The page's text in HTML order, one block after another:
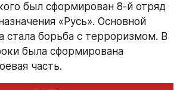
был сформирован 8-й отряд
«Русь». Основной
стала борьба с терроризмом. В
была сформирована
часть.